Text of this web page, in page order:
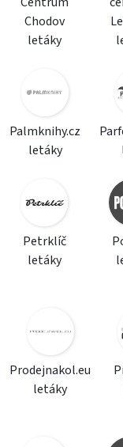
Chodov
letáky
Palmknihy.cz
letáky
Petrklíč
letáky
Prodejnakol.eu
letáky